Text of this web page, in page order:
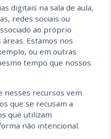
digitais na sala de aula,
redes sociais ou
ao próprio
Estamos nos
ou em outras
tempo que nossos
nesses recursos vem
que se recusam a
que utilizam
não intencional.